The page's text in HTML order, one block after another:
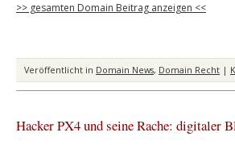
>> gesamten Domain Beitrag anzeigen <<
Veröffentlicht in Domain News, Domain Recht |
Hacker PX4 und seine Rache: digitaler